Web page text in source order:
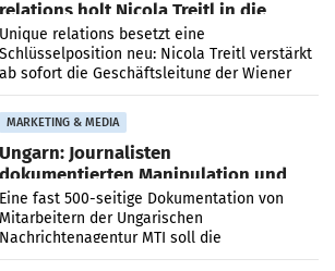
relations holt Nicola Treitl in die
Geschäftsleitung
Unique relations besetzt eine
Schlüsselposition neu: Nicola Treitl verstärkt
ab sofort die Geschäftsleitung der Wiener
PR-Agentur an der Seite von Josef Kalina und
Anna Kalina-Mahr.
MARKETING & MEDIA
Ungarn: Journalisten
dokumentierten Manipulation und
Zensur
Eine fast 500-seitige Dokumentation von
Mitarbeitern der Ungarischen
Nachrichtenagentur MTI soll die
systematische Nachrichten-Manipulation und